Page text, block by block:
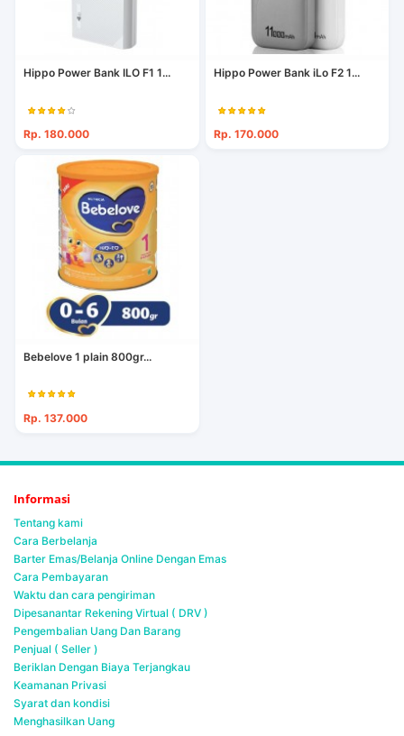
Hippo Power Bank ILO F1 1...
Rp. 180.000
Hippo Power Bank iLo F2 1...
Rp. 170.000
Bebelove 1 plain 800gr...
Rp. 137.000
Informasi
Tentang kami
Cara Berbelanja
Barter Emas/Belanja Online Dengan Emas
Cara Pembayaran
Waktu dan cara pengiriman
Dipesanantar Rekening Virtual ( DRV )
Pengembalian Uang Dan Barang
Penjual ( Seller )
Beriklan Dengan Biaya Terjangkau
Keamanan Privasi
Syarat dan kondisi
Menghasilkan Uang